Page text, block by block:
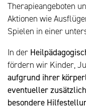
Therapieangeboten
Aktionen wie
Spielen in einer
In der
fördern wir Kinder,
aufgrund ihrer
eventueller
besondere